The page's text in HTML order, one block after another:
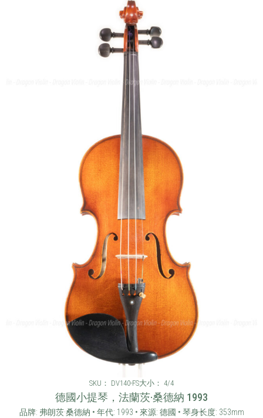
SKU： DV140-FS大小： 4/4
德國小提琴，法蘭茨·桑德納 1993
品牌: 弗朗茨·桑德納 • 年代: 1993 • 來源: 德國 • 琴身长度: 353mm